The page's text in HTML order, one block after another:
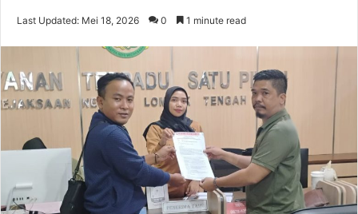
Last Updated: Mei 18, 2026 0 1 minute read